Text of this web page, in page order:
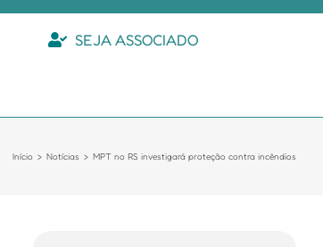
SEJA ASSOCIADO
Início Notícias MPT no RS investigará proteção contra incêndios